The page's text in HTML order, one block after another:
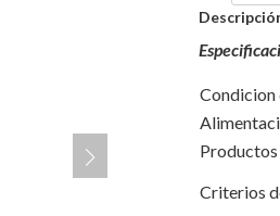
Criterios